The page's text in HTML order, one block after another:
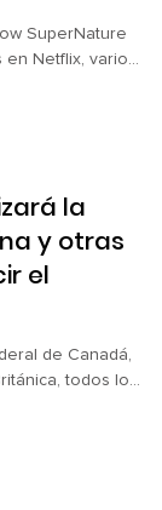
SuperNature
en Netflix, varios
por los
la
y otras
el
de Canadá,
todos los
esta razón se